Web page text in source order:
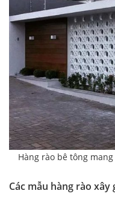
Hàng rào bê tông
Các mẫu hàng rào xây